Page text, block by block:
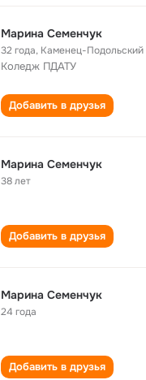
Марина Cеменчук
32 года, Каменец-Подольский
Коледж ПДАТУ
Добавить в друзья
Марина Семенчук
38 лет
Добавить в друзья
Марина Семенчук
24 года
Добавить в друзья